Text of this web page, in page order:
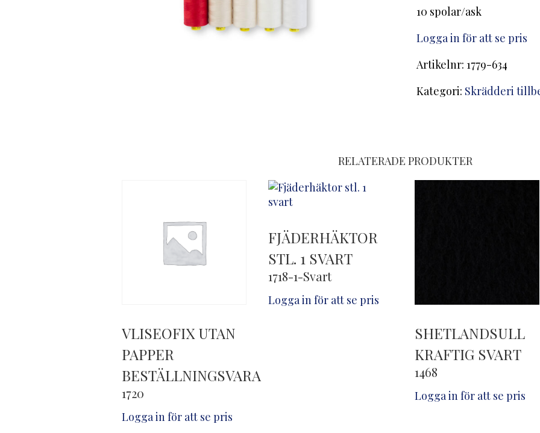
10 spolar/ask
Logga in för att se pris
Artikelnr: 1779-634
Kategori: Skrädderi
RELATERADE PRODUKTER
VLISEOFIX UTAN
PAPPER
BESTÄLLNINGSVARA
1720
Logga in för att se pris
FJÄDERHÄKTOR
STL. 1 SVART
1718-1-Svart
Logga in för att se pris
SHETLANDSULL
KRAFTIG SVART
1468
Logga in för att se pris